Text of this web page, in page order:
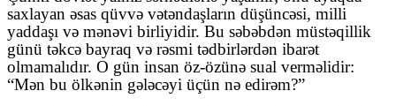
saxlayan əsas qüvvə vətəndaşların düşüncəsi, milli
yaddaşı və mənəvi birliyidir. Bu səbəbdən müstəqillik
günü təkcə bayraq və rəsmi tədbirlərdən ibarət
olmamalıdır. O gün insan öz-özünə sual verməlidir:
“Mən bu ölkənin gələcəyi üçün nə edirəm?”